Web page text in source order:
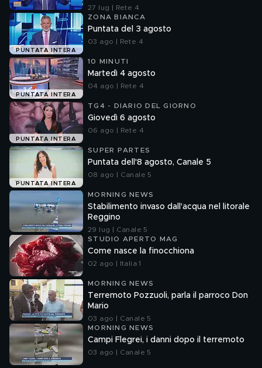
27 lug | Rete 4
PUNTATA INTERA
ZONA BIANCA
Puntata del 3 agosto
03 ago | Rete 4
PUNTATA INTERA
10 MINUTI
Martedì 4 agosto
04 ago | Rete 4
PUNTATA INTERA
TG4 - DIARIO DEL GIORNO
Giovedì 6 agosto
06 ago | Rete 4
PUNTATA INTERA
SUPER PARTES
Puntata dell'8 agosto, Canale 5
08 ago | Canale 5
MORNING NEWS
Stabilimento invaso dall'acqua nel litorale
Reggino
29 lug | Canale 5
STUDIO APERTO MAG
Come nasce la finocchiona
02 ago | Italia 1
MORNING NEWS
Terremoto Pozzuoli, parla il parroco Don
Mario
03 ago | Canale 5
MORNING NEWS
Campi Flegrei, i danni dopo il terremoto
03 ago | Canale 5